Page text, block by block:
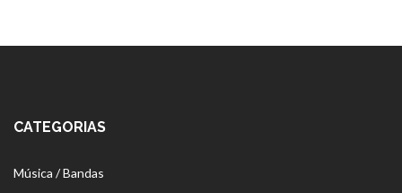
CATEGORIAS
Música / Bandas